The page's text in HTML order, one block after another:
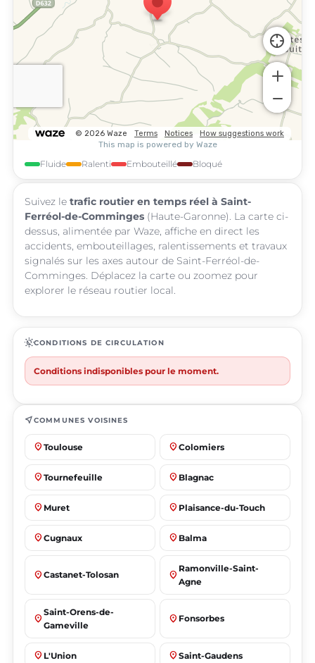
Fluide Ralenti Embouteillé Bloqué
Suivez le trafic routier en temps réel à Saint-
Ferréol-de-Comminges (Haute-Garonne). La carte ci-
dessus, alimentée par Waze, affiche en direct les
accidents, embouteillages, ralentissements et travaux
signalés sur les axes autour de Saint-Ferréol-de-
Comminges. Déplacez la carte ou zoomez pour
explorer le réseau routier local.
routineCONDITIONS DE CIRCULATION
Conditions indisponibles pour le moment.
near_meCOMMUNES VOISINES
place Toulouse place Colomiers
place Tournefeuille place Blagnac
place Muret place Plaisance-du-Touch
place Cugnaux place Balma
place Castanet-Tolosan place
Ramonville-Saint-
Agne
place
Saint-Orens-de-
Gameville
place Fonsorbes
place L'Union place Saint-Gaudens